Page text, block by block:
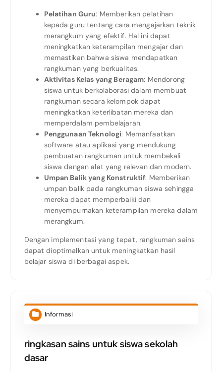
Pelatihan Guru: Memberikan pelatihan
kepada guru tentang cara mengajarkan teknik
merangkum yang efektif. Hal ini dapat
meningkatkan keterampilan mengajar dan
memastikan bahwa siswa mendapatkan
rangkuman yang berkualitas.
Aktivitas Kelas yang Beragam: Mendorong
siswa untuk berkolaborasi dalam membuat
rangkuman secara kelompok dapat
meningkatkan keterlibatan mereka dan
memperdalam pembelajaran.
Penggunaan Teknologi: Memanfaatkan
software atau aplikasi yang mendukung
pembuatan rangkuman untuk membekali
siswa dengan alat yang relevan dan modern.
Umpan Balik yang Konstruktif: Memberikan
umpan balik pada rangkuman siswa sehingga
mereka dapat memperbaiki dan
menyempurnakan keterampilan mereka dalam
merangkum.
Dengan implementasi yang tepat, rangkuman sains
dapat dioptimalkan untuk meningkatkan hasil
belajar siswa di berbagai aspek.
Informasi
ringkasan sains untuk siswa sekolah
dasar